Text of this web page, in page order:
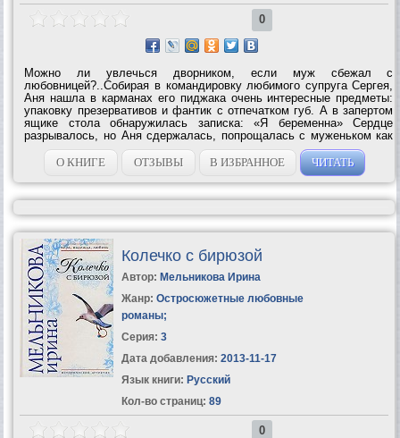
0
Можно ли увлечься дворником, если муж сбежал с
любовницей?..Собирая в командировку любимого супруга Сергея,
Аня нашла в карманах его пиджака очень интересные предметы:
упаковку презервативов и фантик с отпечатком губ. А в запертом
ящике стола обнаружилась записка: «Я беременна» Сердце
разрывалось, но Аня сдержалась, попрощалась с муженьком как
ни в чем не бывало. А сама села в машину и решила проследить
за ним. И не ошиблась в своих...
О КНИГЕ ОТЗЫВЫ В ИЗБРАННОЕ ЧИТАТЬ
Колечко с бирюзой
Автор: Мельникова Ирина
Жанр: Остросюжетные любовные
романы;
Серия: 3
Дата добавления: 2013-11-17
Язык книги: Русский
Кол-во страниц: 89
0